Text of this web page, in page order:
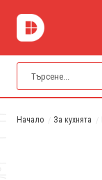
Начало За кухнята